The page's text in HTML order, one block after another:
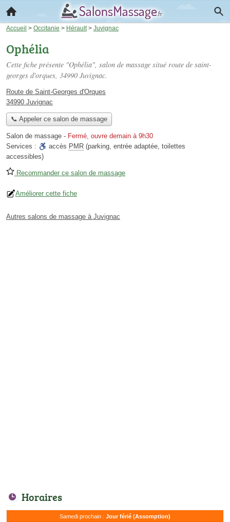
Accueil > Occitanie > Hérault > Juvignac
Ophélia
Cette fiche présente "Ophélia", salon de massage situé route de saint-
georges d'orques, 34990 Juvignac.
Route de Saint-Georges d'Orques
34990 Juvignac
📞 Appeler ce salon de massage
Salon de massage - Fermé, ouvre demain à 9h30
Services :
accès PMR (parking, entrée adaptée, toilettes
accessibles)
Recommander ce salon de massage
Améliorer cette fiche
Autres salons de massage à Juvignac
Horaires
Samedi prochain : Jour férié (Assomption)